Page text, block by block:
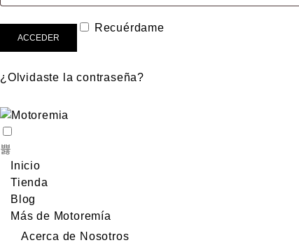
Recuérdame
ACCEDER
¿Olvidaste la contraseña?
Inicio
Tienda
Blog
Más de Motoremía
Acerca de Nosotros